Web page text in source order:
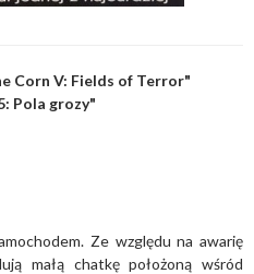
Corn V: Fields of Terror"
Pola grozy"
Ze względu na awarię
małą chatkę położoną wśród